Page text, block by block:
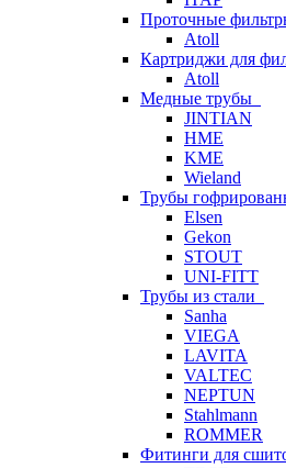
Проточные
Atoll
Картриджи для
Atoll
Медные трубы
JINTIAN
HME
KME
Wieland
Трубы
Elsen
Gekon
STOUT
UNI-FITT
Трубы из стали
Sanha
VIEGA
LAVITA
VALTEC
NEPTUN
Stahlmann
ROMMER
Фитинги для